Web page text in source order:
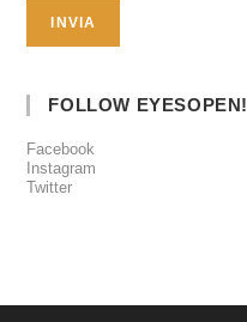
FOLLOW EYESOPEN!
Facebook
Instagram
Twitter